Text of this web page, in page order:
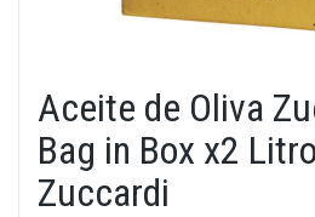
Aceite de Oliva
Bag in Box x2
Zuccardi